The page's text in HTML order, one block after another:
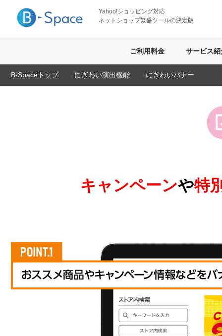
Yahoo!ショッピング対応
ネットショップ繁盛ツールの決定版
ご利用料金 サービス紹
B-Spaceトップ にぎわい演出機能 にぎわいバナー
キャンペーンや特